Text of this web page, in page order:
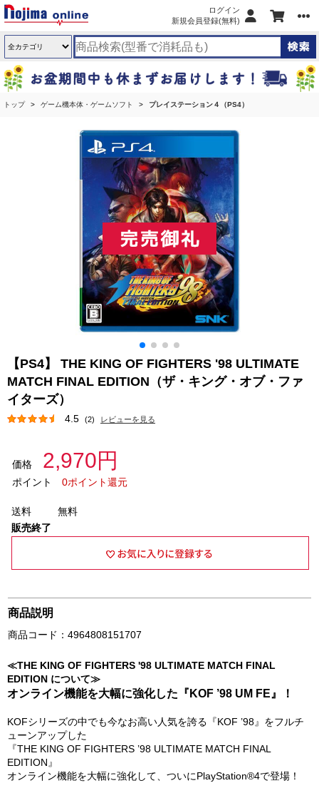
ログイン
新規会員登録(無料)
トップ ゲーム機本体・ゲームソフト プレイステーション４（PS4）
【PS4】 THE KING OF FIGHTERS '98 ULTIMATE
MATCH FINAL EDITION（ザ・キング・オブ・ファ
イターズ）
4.5 (2) レビューを見る
価格 2,970円
ポイント 0ポイント還元
送料
無料
販売終了
商品説明
商品コード：4964808151707
≪THE KING OF FIGHTERS '98 ULTIMATE MATCH FINAL
EDITION について≫
オンライン機能を大幅に強化した『KOF ’98 UM FE』！
KOFシリーズの中でも今なお高い人気を誇る『KOF ’98』をフルチ
ューンアップした
『THE KING OF FIGHTERS ’98 ULTIMATE MATCH FINAL
EDITION』
オンライン機能を大幅に強化して、ついにPlayStation®4で登場！